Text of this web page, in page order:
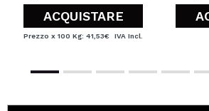
ACQUISTARE
Prezzo x 100 Kg: 41,53€ IVA Incl.